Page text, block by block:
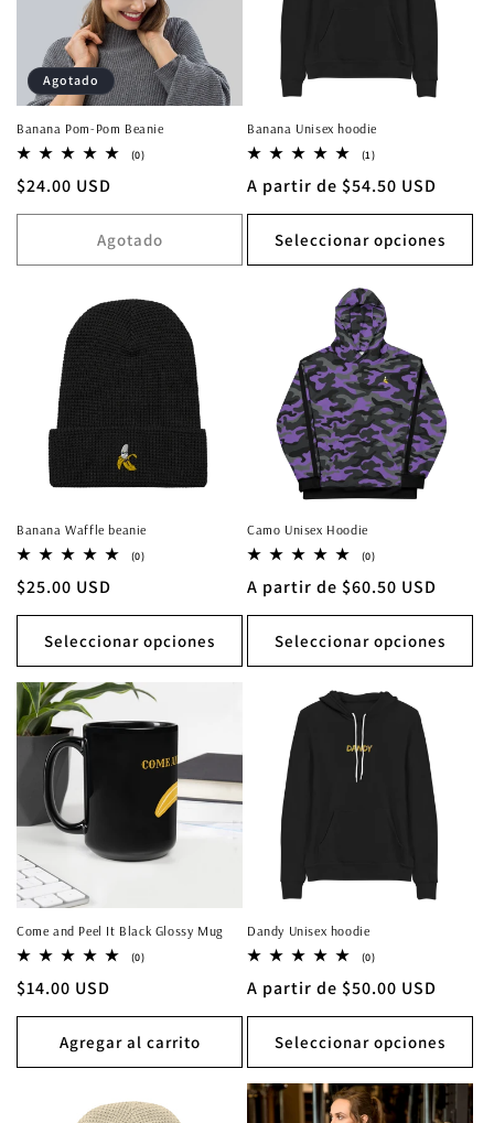
Agotado
Banana Pom-Pom Beanie
(0)0
Precio
habitual
$24.00 USD
Agotado
Banana Unisex hoodie
(1)1
totales
Precio
habitual
A partir de $54.50 USD
Seleccionar opciones
Banana Waffle beanie
(0)0
Precio
habitual
$25.00 USD
Seleccionar opciones
Camo Unisex Hoodie
(0)0
totales
Precio
habitual
A partir de $60.50 USD
Seleccionar opciones
Come and Peel It Black Glossy Mug
(0)0
Precio
habitual
$14.00 USD
Agregar al carrito
Dandy Unisex hoodie
(0)0
totales
Precio
habitual
A partir de $50.00 USD
Seleccionar opciones